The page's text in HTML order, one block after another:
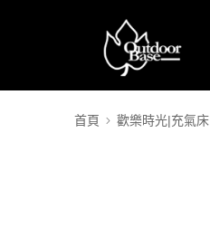
首頁 歡樂時光|充氣床